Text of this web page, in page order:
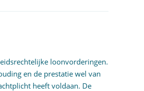
loonvorderingen.
en de prestatie wel van
heeft voldaan. De